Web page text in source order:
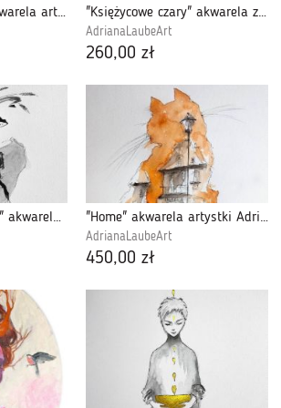
"Pod parasolem" akwarela artystki Adriany Laube - miłość, zakochani "Księżycowe czary" akwarela z dodatkiem piórka artystki Adriany Laube - obraz A3
AdrianaLaubeArt
260,00 zł
"Dama z jamnikami" akwarela z dodatkiem piórka artystki Adriany Laube - kobieta, retro "Home" akwarela artystki Adriany Laube - obraz A3, kot, kamieniczka
AdrianaLaubeArt
450,00 zł